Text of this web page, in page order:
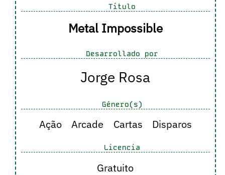
Título
Metal Impossible
Desarrollado por
Jorge Rosa
Género(s)
Ação Arcade Cartas Disparos
Licencia
Gratuito